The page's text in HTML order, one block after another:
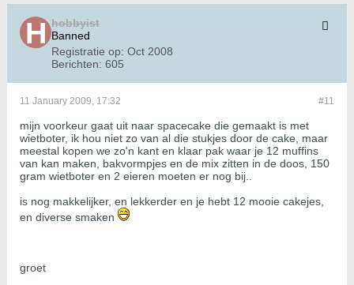
hobbyist
Banned
Registratie op: Oct 2008
Berichten: 605
#11
11 January 2009, 17:32
mijn voorkeur gaat uit naar spacecake die gemaakt is met
wietboter, ik hou niet zo van al die stukjes door de cake, maar
meestal kopen we zo'n kant en klaar pak waar je 12 muffins
van kan maken, bakvormpjes en de mix zitten in de doos, 150
gram wietboter en 2 eieren moeten er nog bij..
is nog makkelijker, en lekkerder en je hebt 12 mooie cakejes,
en diverse smaken
groet